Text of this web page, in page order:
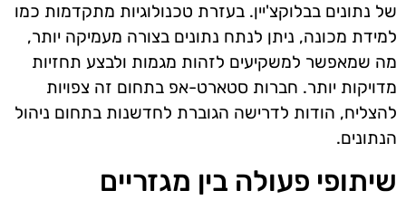
של נתונים בבלוקצ'יין. בעזרת טכנולוגיות מתקדמות כמו
למידת מכונה, ניתן לנתח נתונים בצורה מעמיקה יותר,
מה שמאפשר למשקיעים לזהות מגמות ולבצע תחזיות
מדויקות יותר. חברות סטארט-אפ בתחום זה צפויות
להצליח, הודות לדרישה הגוברת לחדשנות בתחום ניהול
הנתונים.
שיתופי פעולה בין מגזריים